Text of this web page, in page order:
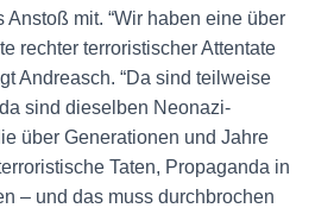
Anstoß mit. “Wir haben eine über
rechter terroristischer Attentate
Andreasch. “Da sind teilweise
sind dieselben Neonazi-
über Generationen und Jahre
Taten, Propaganda in
– und das muss durchbrochen